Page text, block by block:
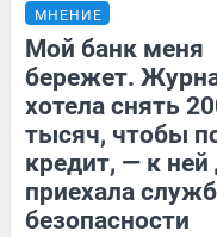
МНЕНИЕ
Мой банк меня
бережет.
хотела снять
тысяч, чтобы
кредит, — к
приехала
безопасности